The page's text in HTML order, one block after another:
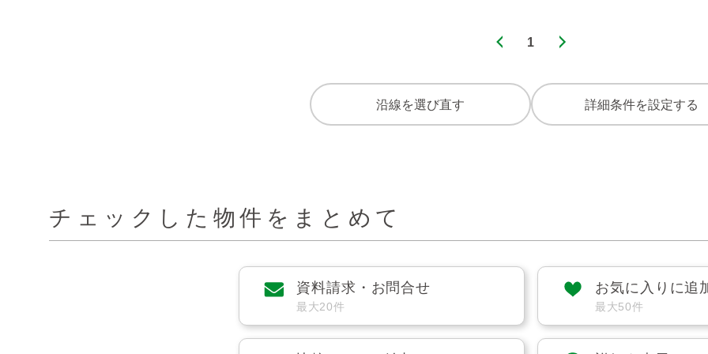
1
沿線を選び直す 詳細条件を設定する
チェックした物件をまとめて
資料請求・お問合せ
最大20件
お気に入りに追
最大50件